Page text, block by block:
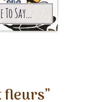
fleurs”